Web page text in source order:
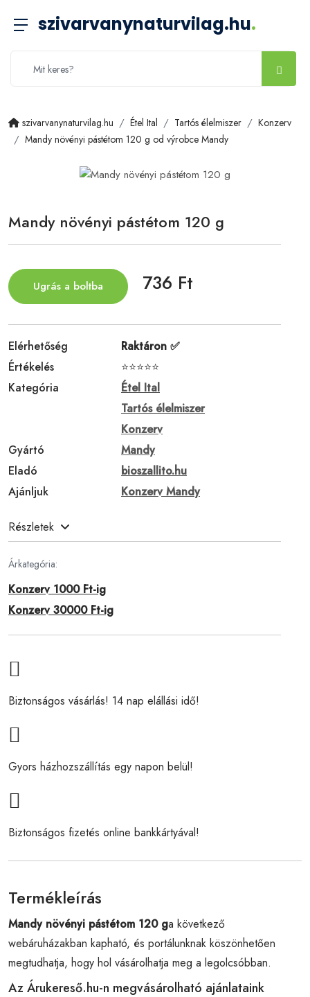
szivarvanynaturvilag.hu.
szivarvanynaturvilag.hu Étel Ital Tartós élelmiszer
Konzerv
Mandy növényi pástétom 120 g od výrobce Mandy
Mandy növényi pástétom 120 g
Ugrás a boltba 736 Ft
Elérhetőség
Raktáron ✅
Értékelés
⭐⭐⭐⭐⭐
Kategória
Étel Ital
Tartós élelmiszer
Konzerv
Gyártó
Mandy
Eladó
bioszallito.hu
Ajánljuk
Konzerv Mandy
Részletek
Árkategória:
Konzerv 1000 Ft-ig
Konzerv 30000 Ft-ig
Biztonságos vásárlás! 14 nap elállási idő!
Gyors házhozszállítás egy napon belül!
Biztonságos fizetés online bankkártyával!
Termékleírás
Mandy növényi pástétom 120 ga következő
webáruházakban kapható, és portálunknak köszönhetően
megtudhatja, hogy hol vásárolhatja meg a legolcsóbban.
Az Árukereső.hu-n megvásárolható ajánlataink